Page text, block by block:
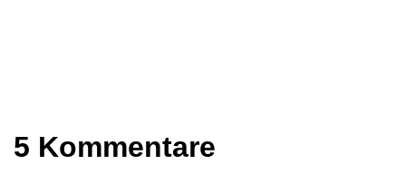
5 Kommentare